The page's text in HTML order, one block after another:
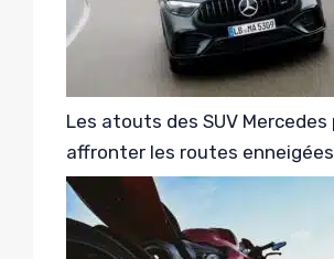
Les atouts des SUV Mercedes
affronter les routes